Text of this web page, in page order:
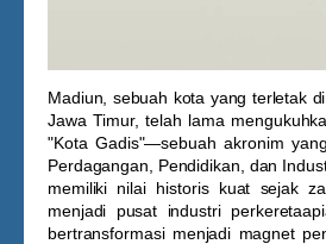
Madiun, sebuah kota yang terletak
Jawa Timur, telah lama
"Kota Gadis"—sebuah akronim
Perdagangan, Pendidikan, dan
memiliki nilai historis kuat sejak
menjadi pusat industri
bertransformasi menjadi magnet